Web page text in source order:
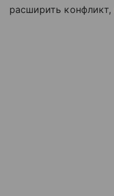
расширить конфликт,